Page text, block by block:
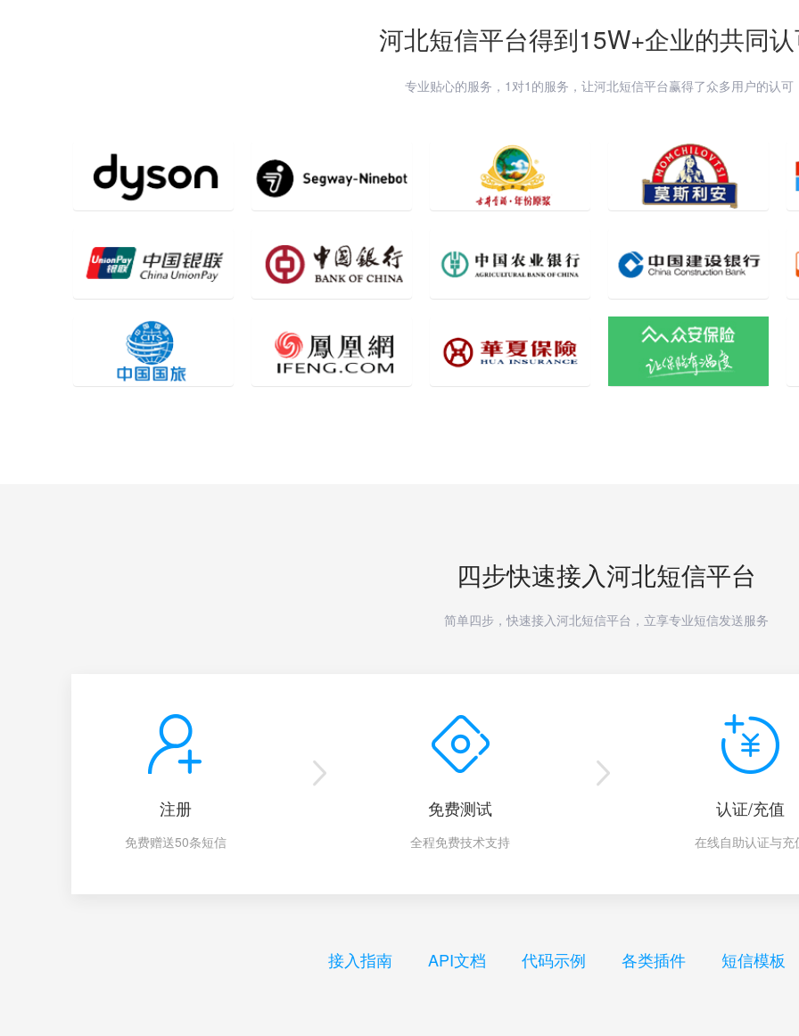
河北短信平台得到15W+企业的共同
专业贴心的服务，1对1的服务，让河北短信平台赢得了众多用户的认可
四步快速接入河北短信平台
简单四步，快速接入河北短信平台，立享专业短信发送服务
注册
免费赠送50条短信
免费测试
全程免费技术支持
认证/充值
在线自助认证与充
接入指南 API文档 代码示例 各类插件 短信模板